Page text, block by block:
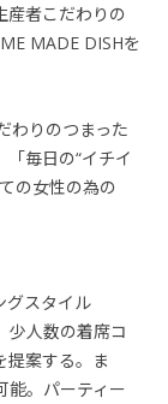
産者こだわりの
MADE DISHを
わりのつまった
毎日の“イチイ
の女性の為の
グスタイル
少人数の着席コ
提案する。ま
能。パーティー